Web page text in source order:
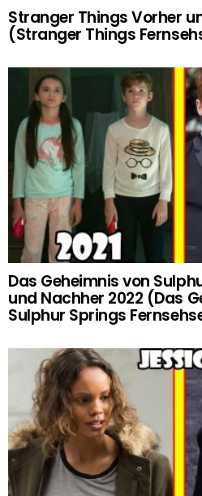
Stranger Things Vorher
(Stranger Things
Das Geheimnis von
und Nachher 2022 (Das
Sulphur Springs